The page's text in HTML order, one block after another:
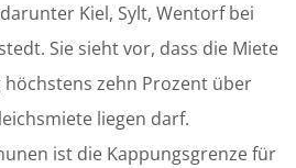
Kiel, Sylt, Wentorf bei
Sie sieht vor, dass die Miete
zehn Prozent über
liegen darf.
ist die Kappungsgrenze für